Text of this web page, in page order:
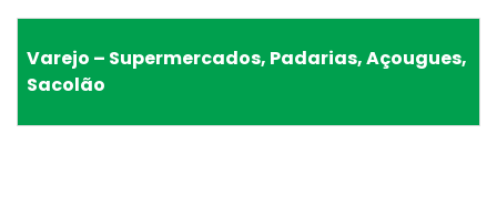
Varejo – Supermercados, Padarias, Açougues,
Sacolão